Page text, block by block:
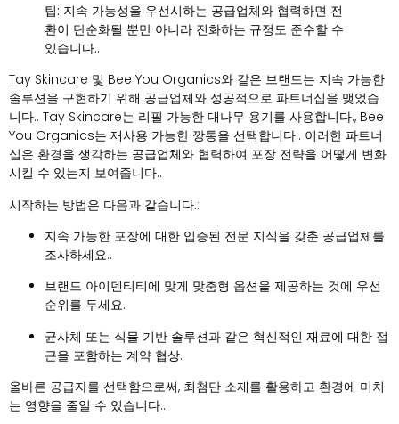
팁: 지속 가능성을 우선시하는 공급업체와 협력하면 전
환이 단순화될 뿐만 아니라 진화하는 규정도 준수할 수
있습니다..
Tay Skincare 및 Bee You Organics와 같은 브랜드는 지속 가능한
솔루션을 구현하기 위해 공급업체와 성공적으로 파트너십을 맺었습
니다.. Tay Skincare는 리필 가능한 대나무 용기를 사용합니다., Bee
You Organics는 재사용 가능한 깡통을 선택합니다.. 이러한 파트너
십은 환경을 생각하는 공급업체와 협력하여 포장 전략을 어떻게 변화
시킬 수 있는지 보여줍니다..
시작하는 방법은 다음과 같습니다.:
지속 가능한 포장에 대한 입증된 전문 지식을 갖춘 공급업체를
조사하세요..
브랜드 아이덴티티에 맞게 맞춤형 옵션을 제공하는 것에 우선
순위를 두세요.
균사체 또는 식물 기반 솔루션과 같은 혁신적인 재료에 대한 접
근을 포함하는 계약 협상.
올바른 공급자를 선택함으로써, 최첨단 소재를 활용하고 환경에 미치
는 영향을 줄일 수 있습니다..